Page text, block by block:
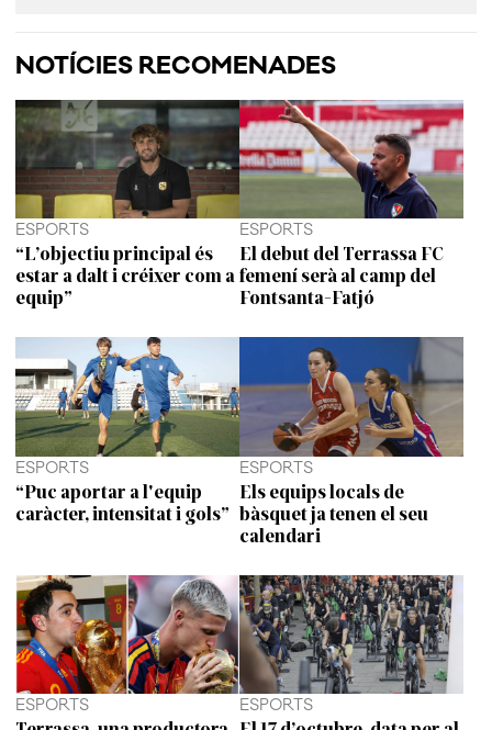
NOTÍCIES RECOMENADES
ESPORTS
“L’objectiu principal és
estar a dalt i créixer com a
equip”
ESPORTS
El debut del Terrassa FC
femení serà al camp del
Fontsanta-Fatjó
ESPORTS
“Puc aportar a l'equip
caràcter, intensitat i gols”
ESPORTS
Els equips locals de
bàsquet ja tenen el seu
calendari
ESPORTS ESPORTS